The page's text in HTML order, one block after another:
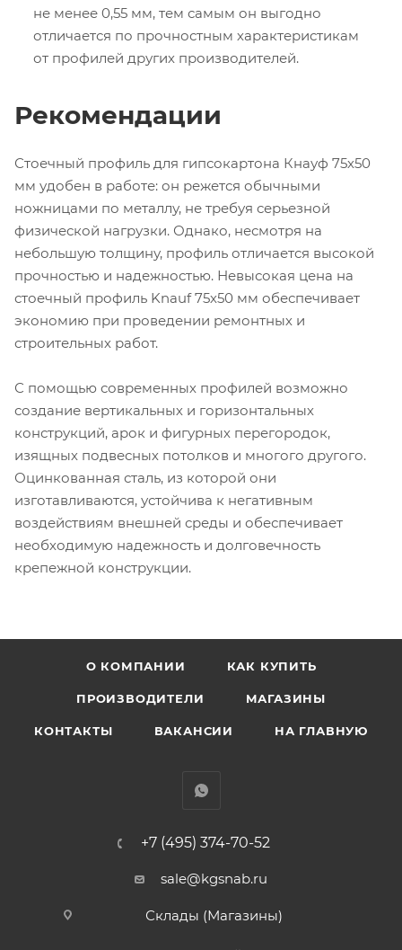
не менее 0,55 мм, тем самым он выгодно
отличается по прочностным характеристикам
от профилей других производителей.
Рекомендации
Стоечный профиль для гипсокартона Кнауф 75х50
мм удобен в работе: он режется обычными
ножницами по металлу, не требуя серьезной
физической нагрузки. Однако, несмотря на
небольшую толщину, профиль отличается высокой
прочностью и надежностью. Невысокая цена на
стоечный профиль Knauf 75х50 мм обеспечивает
экономию при проведении ремонтных и
строительных работ.
С помощью современных профилей возможно
создание вертикальных и горизонтальных
конструкций, арок и фигурных перегородок,
изящных подвесных потолков и многого другого.
Оцинкованная сталь, из которой они
изготавливаются, устойчива к негативным
воздействиям внешней среды и обеспечивает
необходимую надежность и долговечность
крепежной конструкции.
О КОМПАНИИ КАК КУПИТЬ
ПРОИЗВОДИТЕЛИ МАГАЗИНЫ
КОНТАКТЫ ВАКАНСИИ НА ГЛАВНУЮ
+7 (495) 374-70-52
sale@kgsnab.ru
Склады (Магазины)